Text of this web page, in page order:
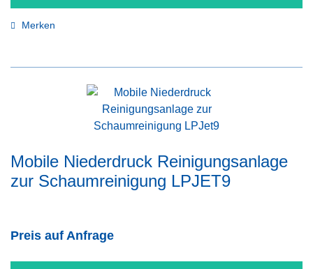
Merken
Mobile Niederdruck Reinigungsanlage
zur Schaumreinigung LPJET9
Preis auf Anfrage